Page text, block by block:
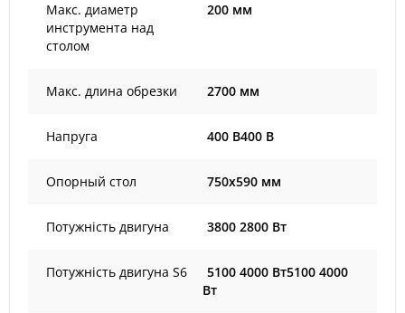
Макс. диаметр
инструмента над
столом
200 мм
Макс. длина обрезки 2700 мм
Напруга 400 В400 В
Опорный стол 750x590 мм
Потужність двигуна 3800 2800 Вт
Потужність двигуна S6
5100 4000 Вт5100 4000
Вт